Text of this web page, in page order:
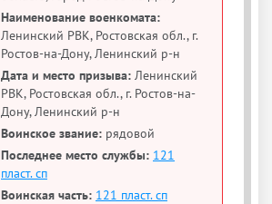
Наименование военкомата:
Ленинский РВК, Ростовская обл., г.
Ростов-на-Дону, Ленинский р-н
Дата и место призыва: Ленинский
РВК, Ростовская обл., г. Ростов-на-
Дону, Ленинский р-н
Воинское звание: рядовой
Последнее место службы: 121
пласт. сп
Воинская часть: 121 пласт. сп